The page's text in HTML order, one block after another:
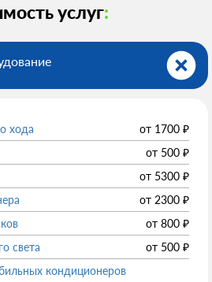
услуг:
хода от 1700 ₽
от 500 ₽
от 5300 ₽
от 2300 ₽
от 800 ₽
света
от 500 ₽
кондиционеров